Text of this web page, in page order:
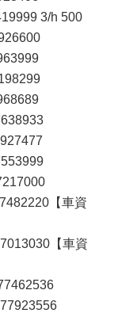
3/h 500
【車資
【車資